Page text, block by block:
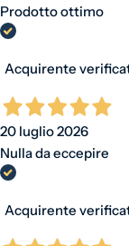
Prodotto ottimo
Acquirente
20 luglio 2026
Nulla da eccepire
Acquirente